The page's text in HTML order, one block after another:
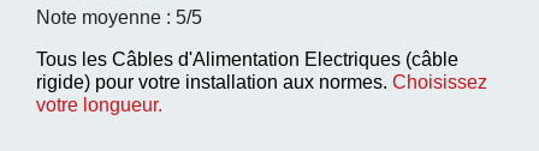
Note moyenne : 5/5
Tous les Câbles d'Alimentation Electriques (câble
rigide) pour votre installation aux normes. Choisissez
votre longueur.